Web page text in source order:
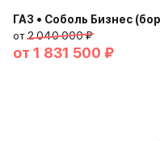
ГАЗ • Соболь Бизнес
от2 040 000 ₽
от 1 831 500 ₽